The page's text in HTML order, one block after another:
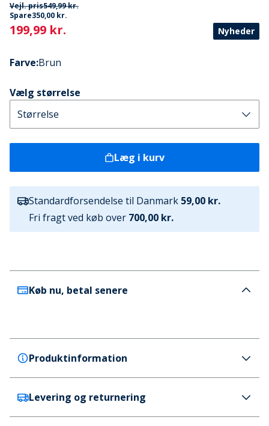
Vejl. pris549,99 kr.
Spare350,00 kr.
Current
199,99 kr. Nyheder
Farve:Brun
Vælg størrelse
Læg i kurv
Standardforsendelse til Danmark 59,00 kr.
Fri fragt ved køb over 700,00 kr.
Køb nu, betal senere
Produktinformation
Avant Garde
Avant Garde Herre Elation T-shirt og Shorts Sæt
Levering og returnering